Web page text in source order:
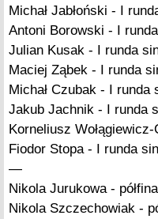
Michał Jabłoński - I
Antoni Borowski - I
Julian Kusak - I runda
Maciej Ząbek - I runda
Michał Czubak - I runda
Jakub Jachnik - I runda
Korneliusz
Fiodor Stopa - I runda
—
Nikola Jurukowa -
Nikola Szczechowiak -